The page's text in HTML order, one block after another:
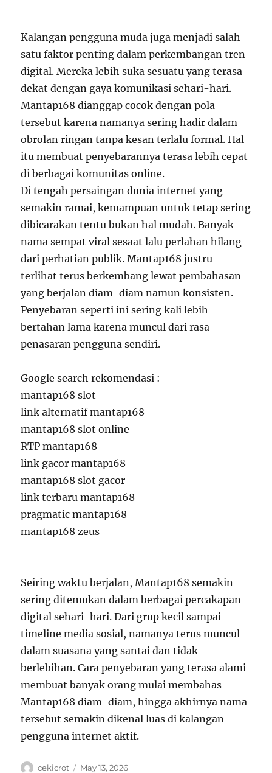
Kalangan pengguna muda juga menjadi salah
satu faktor penting dalam perkembangan tren
digital. Mereka lebih suka sesuatu yang terasa
dekat dengan gaya komunikasi sehari-hari.
Mantap168 dianggap cocok dengan pola
tersebut karena namanya sering hadir dalam
obrolan ringan tanpa kesan terlalu formal. Hal
itu membuat penyebarannya terasa lebih cepat
di berbagai komunitas online.
Di tengah persaingan dunia internet yang
semakin ramai, kemampuan untuk tetap sering
dibicarakan tentu bukan hal mudah. Banyak
nama sempat viral sesaat lalu perlahan hilang
dari perhatian publik. Mantap168 justru
terlihat terus berkembang lewat pembahasan
yang berjalan diam-diam namun konsisten.
Penyebaran seperti ini sering kali lebih
bertahan lama karena muncul dari rasa
penasaran pengguna sendiri.
Google search rekomendasi :
mantap168 slot
link alternatif mantap168
mantap168 slot online
RTP mantap168
link gacor mantap168
mantap168 slot gacor
link terbaru mantap168
pragmatic mantap168
mantap168 zeus
Seiring waktu berjalan, Mantap168 semakin
sering ditemukan dalam berbagai percakapan
digital sehari-hari. Dari grup kecil sampai
timeline media sosial, namanya terus muncul
dalam suasana yang santai dan tidak
berlebihan. Cara penyebaran yang terasa alami
membuat banyak orang mulai membahas
Mantap168 diam-diam, hingga akhirnya nama
tersebut semakin dikenal luas di kalangan
pengguna internet aktif.
Author
cekicrot
Posted
May 13, 2026